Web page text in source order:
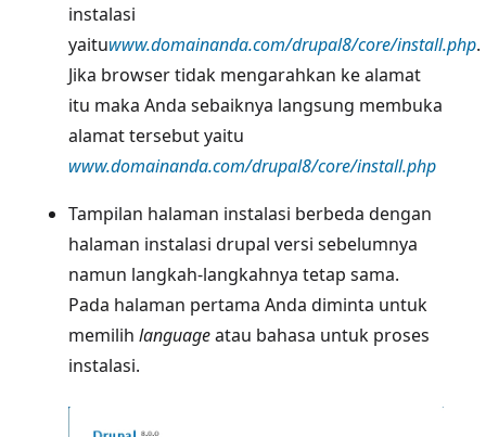
instalasi
yaituwww.domainanda.com/drupal8/core/install.php.
Jika browser tidak mengarahkan ke alamat
itu maka Anda sebaiknya langsung membuka
alamat tersebut yaitu
www.domainanda.com/drupal8/core/install.php
Tampilan halaman instalasi berbeda dengan
halaman instalasi drupal versi sebelumnya
namun langkah-langkahnya tetap sama.
Pada halaman pertama Anda diminta untuk
memilih languageatau bahasa untuk proses
instalasi.